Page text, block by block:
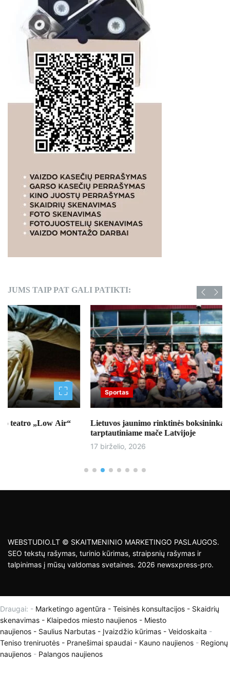
JUMS TAIP PAT GALI PATIKTI:
Sportas
Lietuvos jaunimo rinktinės boksininkai kaupė patirtį
tarptautiniame mače Latvijoje
WEBSTUDIO.LT © SKAITMENINIO MARKETINGO PASLAUGOS.
SEO tekstų rašymas, turinio kūrimas, straipsnių rašymas ir
talpinimas į mūsų valdomas svetaines. 2026 newsxpress-pro.
Draugai: - Marketingo agentūra - Teisinės konsultacijos - Skaidrių
skenavimas - Klaipedos miesto naujienos - Miesto
naujienos - Saulius Narbutas - Įvaizdžio kūrimas - Veidoskaita -
Teniso treniruotės - Pranešimai spaudai - Kauno naujienos - Regionų
naujienos - Palangos naujienos